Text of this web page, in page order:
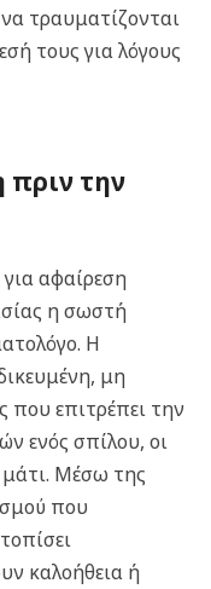
τραυματίζονται
τους για λόγους
πριν την
αφαίρεση
η σωστή
Η
μη
που επιτρέπει την
ενός σπίλου, οι
μάτι. Μέσω της
που
καλοήθεια ή